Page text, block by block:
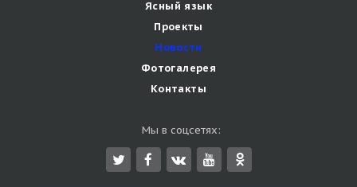
Ясный язык
Проекты
Новости
Фотогалерея
Контакты
Мы в соцсетях: